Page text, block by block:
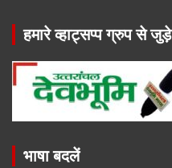
हमारे व्हाट्सप्प ग्रुप से जुड़े
भाषा बदलें